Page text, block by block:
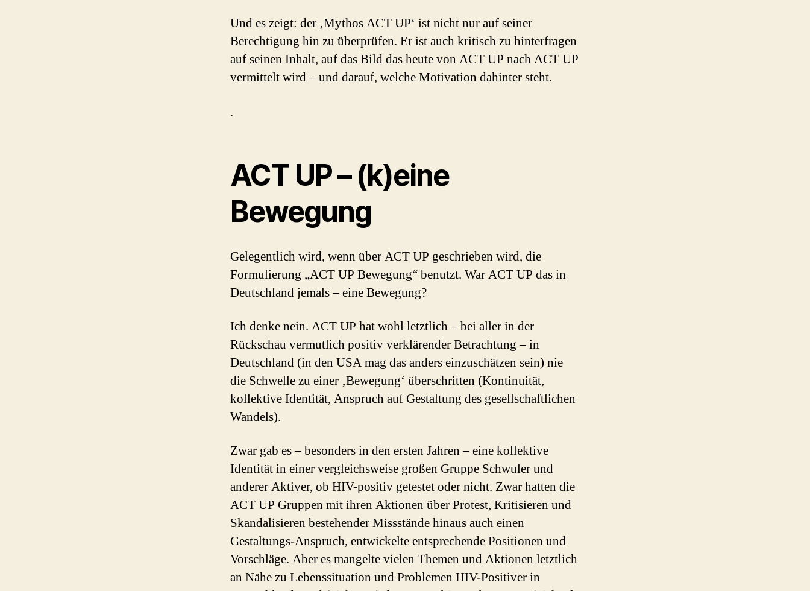
Und es zeigt: der ‚Mythos ACT UP‘ ist nicht nur auf seiner
Berechtigung hin zu überprüfen. Er ist auch kritisch zu hinterfragen
auf seinen Inhalt, auf das Bild das heute von ACT UP nach ACT UP
vermittelt wird – und darauf, welche Motivation dahinter steht.
.
ACT UP – (k)eine
Bewegung
Gelegentlich wird, wenn über ACT UP geschrieben wird, die
Formulierung „ACT UP Bewegung“ benutzt. War ACT UP das in
Deutschland jemals – eine Bewegung?
Ich denke nein. ACT UP hat wohl letztlich – bei aller in der
Rückschau vermutlich positiv verklärender Betrachtung – in
Deutschland (in den USA mag das anders einzuschätzen sein) nie
die Schwelle zu einer ‚Bewegung‘ überschritten (Kontinuität,
kollektive Identität, Anspruch auf Gestaltung des gesellschaftlichen
Wandels).
Zwar gab es – besonders in den ersten Jahren – eine kollektive
Identität in einer vergleichsweise großen Gruppe Schwuler und
anderer Aktiver, ob HIV-positiv ge­testet oder nicht. Zwar hatten die
ACT UP Gruppen mit ihren Aktionen über Protest, Kritisieren und
Skandalisieren bestehender Missstände hinaus auch einen
Gestaltungs-Anspruch, entwickelte ent­sprechende Positionen und
Vorschläge. Aber es mangelte vielen Themen und Aktionen letztlich
an Nähe zu Lebenssituation und Problemen HIV-Positiver in